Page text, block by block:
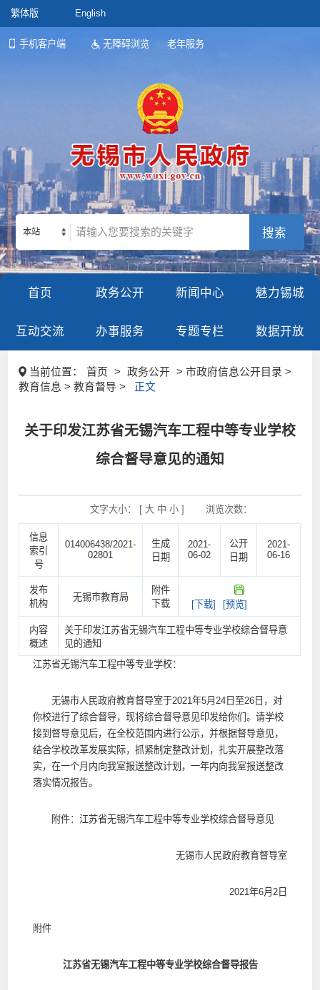
繁体版 English
手机客户端 无障碍浏览 老年服务
本站
首页 政务公开 新闻中心 魅力锡城
互动交流 办事服务 专题专栏 数据开放
当前位置： 首页 > 政务公开
> 市政府信息公开目录 >
教育信息 > 教育督导 >
正文
关于印发江苏省无锡汽车工程中等专业学校
综合督导意见的通知
文字大小： [ 大 中 小] 浏览次数：
信息
索引
号
014006438/2021-
02801
生成
日期
2021-
06-02
公开
日期
2021-
06-16
发布
机构
无锡市教育局
附件
下载
[下载] [预览]
内容
概述
关于印发江苏省无锡汽车工程中等专业学校综合督导意
见的通知
江苏省无锡汽车工程中等专业学校：
无锡市人民政府教育督导室于2021年5月24日至26日，对
你校进行了综合督导，现将综合督导意见印发给你们。请学校
接到督导意见后，在全校范围内进行公示，并根据督导意见，
结合学校改革发展实际，抓紧制定整改计划，扎实开展整改落
实，在一个月内向我室报送整改计划，一年内向我室报送整改
落实情况报告。
附件：江苏省无锡汽车工程中等专业学校综合督导意见
无锡市人民政府教育督导室
2021年6月2日
附件
江苏省无锡汽车工程中等专业学校综合督导报告